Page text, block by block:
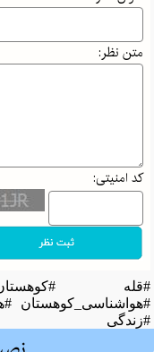
متن نظر:
کد امنیتی:
#قله #کوهستان
#هواشناسی_کوهستان
#زندگی